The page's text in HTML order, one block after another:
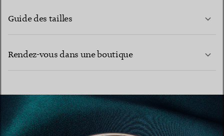
Guide des tailles
Rendez-vous dans une boutique
TROUVEZ LA BOUTIQUE LA PLUS PROCHE